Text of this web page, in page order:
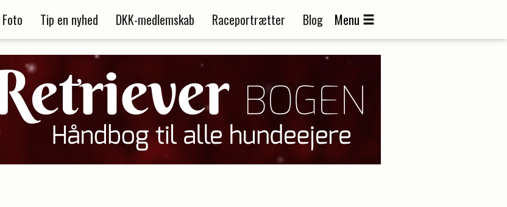
Foto Tip en nyhed DKK-medlemskab Raceportrætter Blog Menu